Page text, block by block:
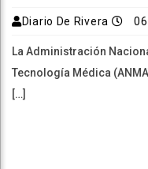
Diario De Rivera
La Administración
Tecnología Médica
[…]